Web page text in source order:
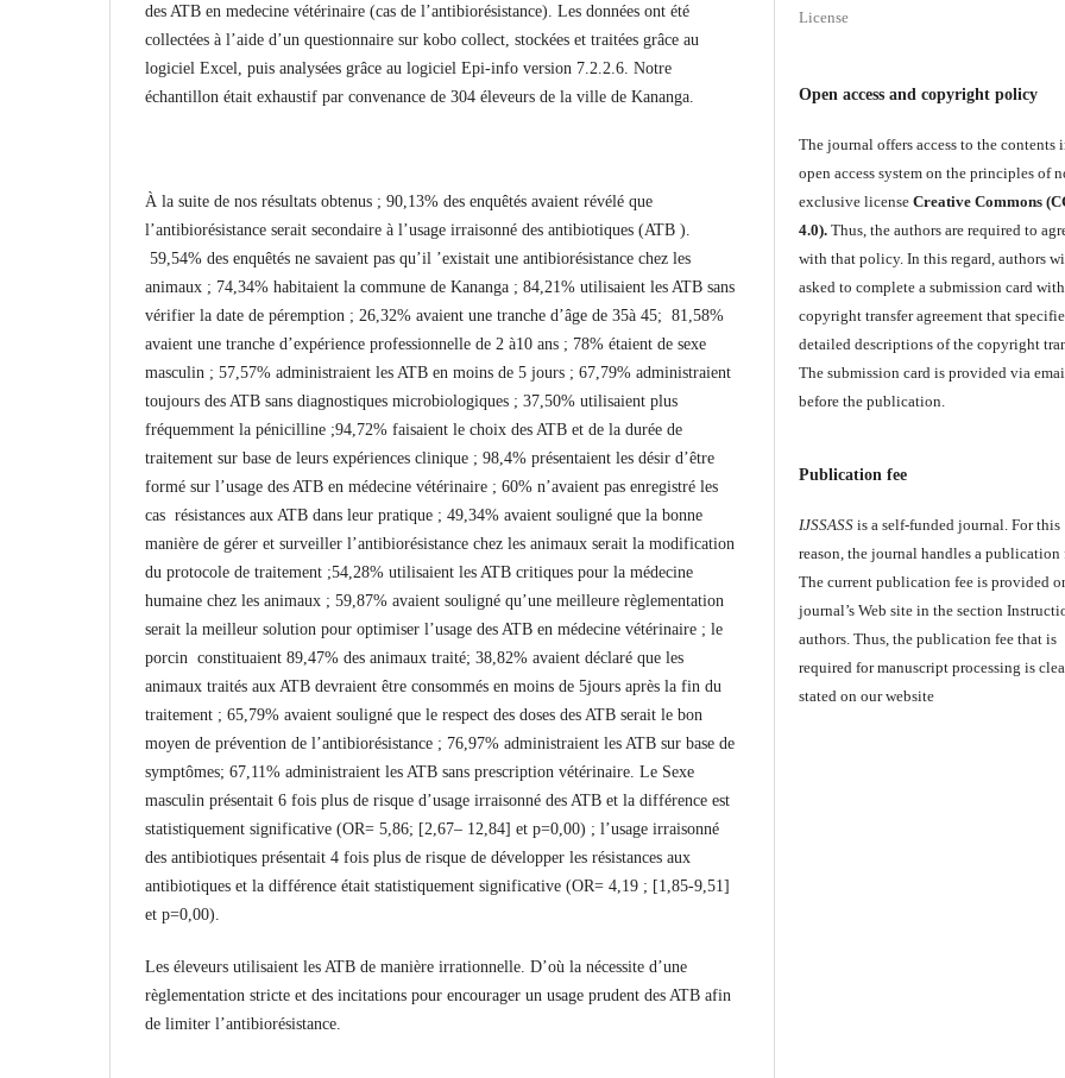
des ATB en medecine vétérinaire (cas de l’antibiorésistance). Les données ont été
collectées à l’aide d’un questionnaire sur kobo collect, stockées et traitées grâce au
logiciel Excel, puis analysées grâce au logiciel Epi-info version 7.2.2.6. Notre
échantillon était exhaustif par convenance de 304 éleveurs de la ville de Kananga.
À la suite de nos résultats obtenus ; 90,13% des enquêtés avaient révélé que
l’antibiorésistance serait secondaire à l’usage irraisonné des antibiotiques (ATB ).
59,54% des enquêtés ne savaient pas qu’il ’existait une antibiorésistance chez les
animaux ; 74,34% habitaient la commune de Kananga ; 84,21% utilisaient les ATB sans
vérifier la date de péremption ; 26,32% avaient une tranche d’âge de 35à 45; 81,58%
avaient une tranche d’expérience professionnelle de 2 à10 ans ; 78% étaient de sexe
masculin ; 57,57% administraient les ATB en moins de 5 jours ; 67,79% administraient
toujours des ATB sans diagnostiques microbiologiques ; 37,50% utilisaient plus
fréquemment la pénicilline ;94,72% faisaient le choix des ATB et de la durée de
traitement sur base de leurs expériences clinique ; 98,4% présentaient les désir d’être
formé sur l’usage des ATB en médecine vétérinaire ; 60% n’avaient pas enregistré les
cas résistances aux ATB dans leur pratique ; 49,34% avaient souligné que la bonne
manière de gérer et surveiller l’antibiorésistance chez les animaux serait la modification
du protocole de traitement ;54,28% utilisaient les ATB critiques pour la médecine
humaine chez les animaux ; 59,87% avaient souligné qu’une meilleure règlementation
serait la meilleur solution pour optimiser l’usage des ATB en médecine vétérinaire ; le
porcin constituaient 89,47% des animaux traité; 38,82% avaient déclaré que les
animaux traités aux ATB devraient être consommés en moins de 5jours après la fin du
traitement ; 65,79% avaient souligné que le respect des doses des ATB serait le bon
moyen de prévention de l’antibiorésistance ; 76,97% administraient les ATB sur base de
symptômes; 67,11% administraient les ATB sans prescription vétérinaire. Le Sexe
masculin présentait 6 fois plus de risque d’usage irraisonné des ATB et la différence est
statistiquement significative (OR= 5,86; [2,67– 12,84] et p=0,00) ; l’usage irraisonné
des antibiotiques présentait 4 fois plus de risque de développer les résistances aux
antibiotiques et la différence était statistiquement significative (OR= 4,19 ; [1,85-9,51]
et p=0,00).
Les éleveurs utilisaient les ATB de manière irrationnelle. D’où la nécessite d’une
règlementation stricte et des incitations pour encourager un usage prudent des ATB afin
de limiter l’antibiorésistance.
License
Open access and copyright policy
The journal offers access to the contents
open access system on the principles of
exclusive licenseCreative Commons
4.0). Thus, the authors are required to
with that policy. In this regard, authors
asked to complete a submission card
copyright transfer agreement that
detailed descriptions of the copyright
The submission card is provided via
before the publication.
Publication fee
IJSSASS is a self-funded journal. For this
reason, the journal handles a publication
The current publication fee is provided
journal’s Web site in the section
authors. Thus, the publication fee that is
required for manuscript processing is
stated on our website